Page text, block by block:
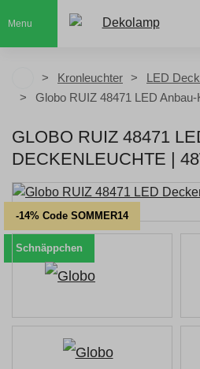
Menu
Kronleuchter
LED
Globo RUIZ 48471 LED
GLOBO RUIZ 48471
DECKENLEUCHTE |
-14% Code SOMMER14
Schnäppchen